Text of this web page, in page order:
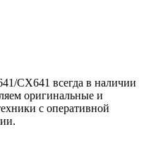
CX641 всегда в наличии
оригинальные и
с оперативной